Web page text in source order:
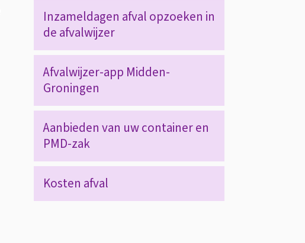
Op
deze
pagina
Inzameldagen afval opzoeken in
de afvalwijzer
Afvalwijzer-app Midden-
Groningen
Aanbieden van uw container en
PMD-zak
Kosten afval